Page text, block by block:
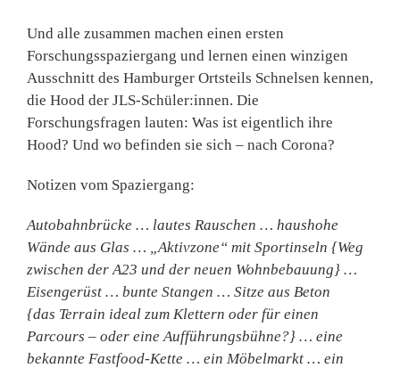
Und alle zusammen machen einen ersten
Forschungsspaziergang und lernen einen winzigen
Ausschnitt des Hamburger Ortsteils Schnelsen kennen,
die Hood der JLS-Schüler:innen. Die
Forschungsfragen lauten: Was ist eigentlich ihre
Hood? Und wo befinden sie sich – nach Corona?
Notizen vom Spaziergang:
Autobahnbrücke … lautes Rauschen … haushohe
Wände aus Glas … „Aktivzone“ mit Sportinseln {Weg
zwischen der A23 und der neuen Wohnbebauung} …
Eisengerüst … bunte Stangen … Sitze aus Beton
{das Terrain ideal zum Klettern oder für einen
Parcours – oder eine Aufführungsbühne?} … eine
bekannte Fastfood-Kette … ein Möbelmarkt … ein